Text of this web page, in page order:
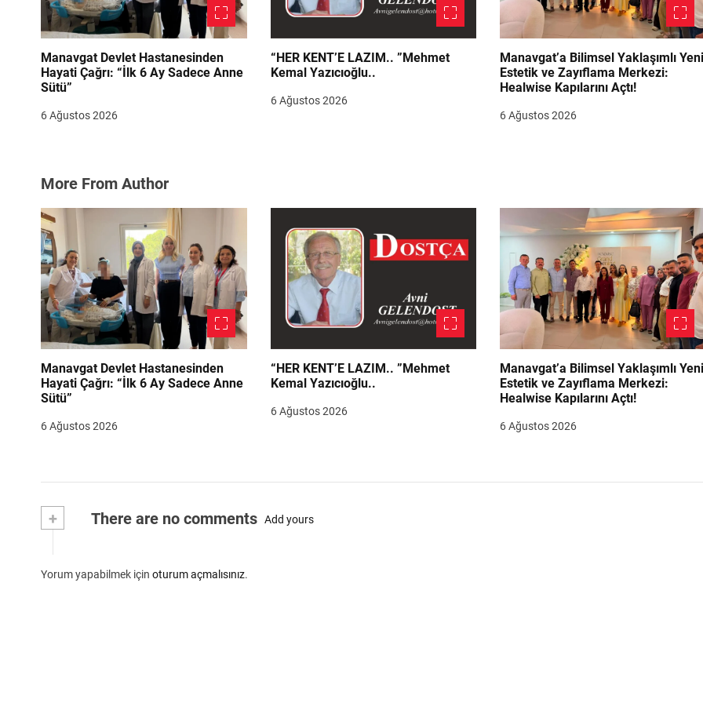
Manavgat Devlet Hastanesinden
Hayati Çağrı: “İlk 6 Ay Sadece Anne
Sütü”
6 Ağustos 2026
“HER KENT’E LAZIM.. ”Mehmet
Kemal Yazıcıoğlu..
6 Ağustos 2026
Manavgat’a Bilimsel Yaklaşımlı
Estetik ve Zayıflama Merkezi:
Healwise Kapılarını Açtı!
6 Ağustos 2026
More From Author
Manavgat Devlet Hastanesinden
Hayati Çağrı: “İlk 6 Ay Sadece Anne
Sütü”
6 Ağustos 2026
“HER KENT’E LAZIM.. ”Mehmet
Kemal Yazıcıoğlu..
6 Ağustos 2026
Manavgat’a Bilimsel Yaklaşımlı
Estetik ve Zayıflama Merkezi:
Healwise Kapılarını Açtı!
6 Ağustos 2026
+ There are no comments Add yours
Yorum yapabilmek için oturum açmalısınız.